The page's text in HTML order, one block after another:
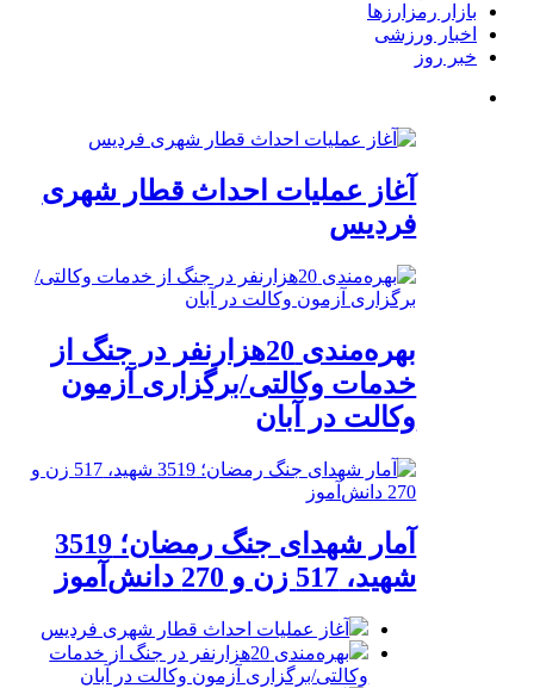
بازار رمزارزها
اخبار ورزشی
خبر روز
آغاز عملیات احداث قطار شهری
فردیس
بهره‌مندی 20هزارنفر در جنگ از
خدمات وکالتی/برگزاری آزمون
وکالت در آبان
آمار شهدای جنگ رمضان؛ 3519
شهید، 517 زن و 270 دانش‌آموز
آغاز عملیات احداث قطار شهری فردیس
بهره‌مندی 20هزارنفر در جنگ از خدمات
وکالتی/برگزاری آزمون وکالت در آبان